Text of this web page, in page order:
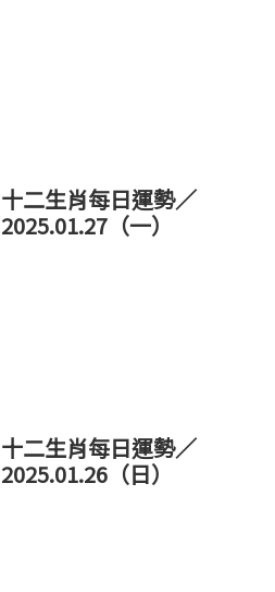
十二生肖每日運勢／
2025.01.27（一）
十二生肖每日運勢／
2025.01.26（日）